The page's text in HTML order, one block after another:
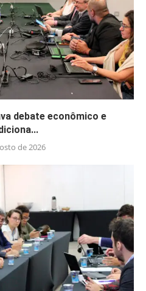
debate econômico e
de 2026